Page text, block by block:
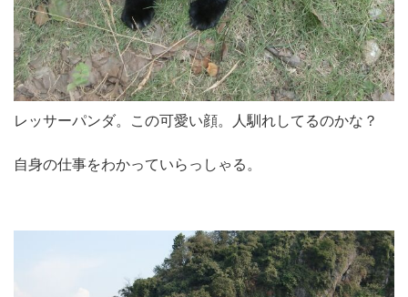
レッサーパンダ。この可愛い顔。人馴れしてるのかな？
自身の仕事をわかっていらっしゃる。